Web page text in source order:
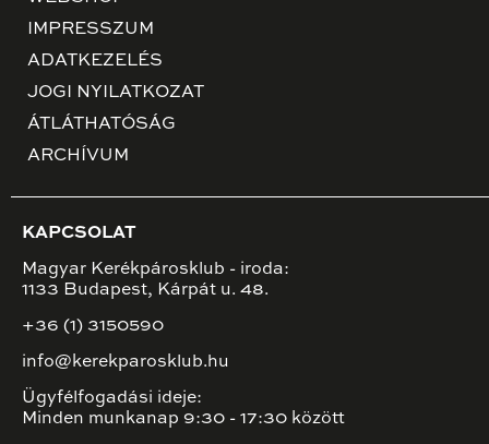
IMPRESSZUM
ADATKEZELÉS
JOGI NYILATKOZAT
ÁTLÁTHATÓSÁG
ARCHÍVUM
KAPCSOLAT
Magyar Kerékpárosklub - iroda:
1133 Budapest, Kárpát u. 48.
+36 (1) 3150590
info@kerekparosklub.hu
Ügyfélfogadási ideje:
Minden munkanap 9:30 - 17:30 között